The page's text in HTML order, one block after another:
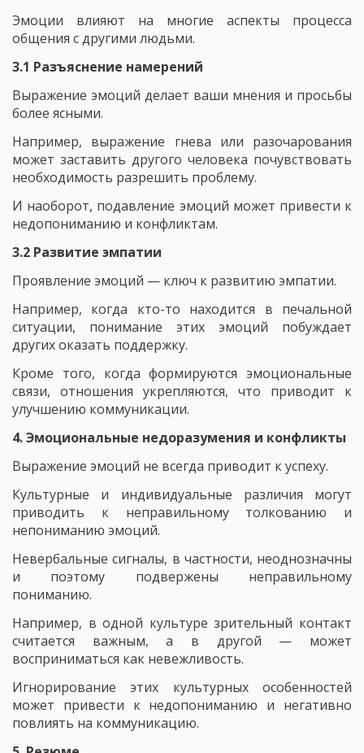
Эмоции влияют на многие аспекты процесса
общения с другими людьми.
3.1 Разъяснение намерений
Выражение эмоций делает ваши мнения и просьбы
более ясными.
Например, выражение гнева или разочарования
может заставить другого человека почувствовать
необходимость разрешить проблему.
И наоборот, подавление эмоций может привести к
недопониманию и конфликтам.
3.2 Развитие эмпатии
Проявление эмоций — ключ к развитию эмпатии.
Например, когда кто-то находится в печальной
ситуации, понимание этих эмоций побуждает
других оказать поддержку.
Кроме того, когда формируются эмоциональные
связи, отношения укрепляются, что приводит к
улучшению коммуникации.
4. Эмоциональные недоразумения и конфликты
Выражение эмоций не всегда приводит к успеху.
Культурные и индивидуальные различия могут
приводить к неправильному толкованию и
непониманию эмоций.
Невербальные сигналы, в частности, неоднозначны
и поэтому подвержены неправильному
пониманию.
Например, в одной культуре зрительный контакт
считается важным, а в другой — может
восприниматься как невежливость.
Игнорирование этих культурных особенностей
может привести к недопониманию и негативно
повлиять на коммуникацию.